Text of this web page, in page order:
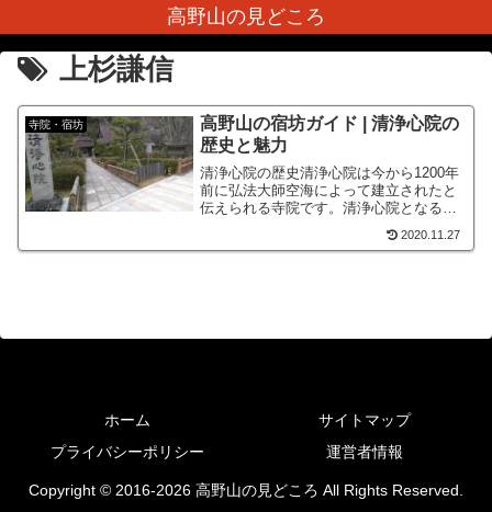
高野山の見どころ
上杉謙信
寺院・宿坊
高野山の宿坊ガイド | 清浄心院の
歴史と魅力
清浄心院の歴史清浄心院は今から1200年
前に弘法大師空海によって建立されたと
伝えられる寺院です。清浄心院となる前
に一度衰退しますが、平安時代末頃には
2020.11.27
ホーム
サイトマップ
プライバシーポリシー
運営者情報
Copyright © 2016-2026 高野山の見どころ All Rights Reserved.